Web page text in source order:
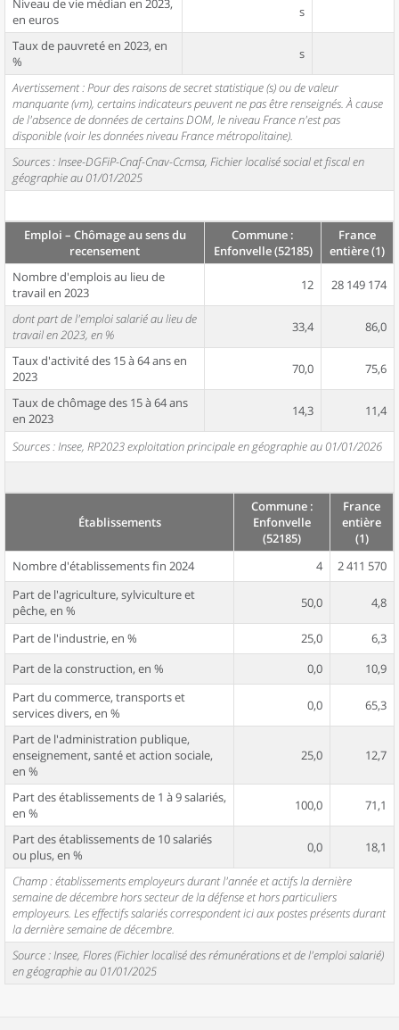
Niveau de vie médian en 2023,
en euros
s
Taux de pauvreté en 2023, en
%
s
Avertissement : Pour des raisons de secret statistique (s) ou de valeur
manquante (vm), certains indicateurs peuvent ne pas être renseignés. À cause
de l'absence de données de certains DOM, le niveau France n'est pas
disponible (voir les données niveau France métropolitaine).
Sources : Insee-DGFiP-Cnaf-Cnav-Ccmsa, Fichier localisé social et fiscal en
géographie au 01/01/2025
Emploi – Chômage au sens du
recensement
Commune :
Enfonvelle (52185)
France
entière (1)
Nombre d'emplois au lieu de
travail en 2023
12 28 149 174
dont part de l'emploi salarié au lieu de
travail en 2023, en %
33,4 86,0
Taux d'activité des 15 à 64 ans en
2023
70,0 75,6
Taux de chômage des 15 à 64 ans
en 2023
14,3 11,4
Sources : Insee, RP2023 exploitation principale en géographie au 01/01/2026
Établissements
Commune :
Enfonvelle
(52185)
France
entière
(1)
Nombre d'établissements fin 2024
4
2 411 570
Part de l'agriculture, sylviculture et
pêche, en %
50,0 4,8
Part de l'industrie, en % 25,0
6,3
Part de la construction, en %
0,0
10,9
Part du commerce, transports et
services divers, en %
0,0 65,3
Part de l'administration publique,
enseignement, santé et action sociale,
en %
25,0 12,7
Part des établissements de 1 à 9 salariés,
en %
100,0 71,1
Part des établissements de 10 salariés
ou plus, en %
0,0 18,1
Champ : établissements employeurs durant l'année et actifs la dernière
semaine de décembre hors secteur de la défense et hors particuliers
employeurs. Les effectifs salariés correspondent ici aux postes présents durant
la dernière semaine de décembre.
Source : Insee, Flores (Fichier localisé des rémunérations et de l'emploi salarié)
en géographie au 01/01/2025